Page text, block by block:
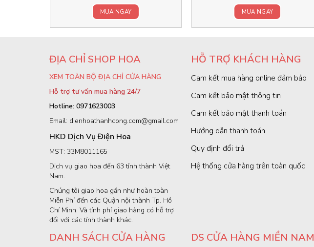
MUA NGAY MUA NGAY
ĐỊA CHỈ SHOP HOA
XEM TOÀN BỘ ĐỊA CHỈ CỬA HÀNG
Hỗ trợ tư vấn mua hàng 24/7
Hotline: 0971623003
Email: dienhoathanhcong.com@gmail.com
HKD Dịch Vụ Điện Hoa
MST: 33M8011165
Dịch vụ giao hoa đến 63 tỉnh thành Việt
Nam.
Chúng tôi giao hoa gần như hoàn toàn
Miễn Phí đến các Quận nội thành Tp. Hồ
Chí Minh. Và tính phí giao hàng có hỗ trợ
đối với các tỉnh thành khác.
HỖ TRỢ KHÁCH HÀNG
Cam kết mua hàng online đảm bảo
Cam kết bảo mật thông tin
Cam kết bảo mật thanh toán
Hướng dẫn thanh toán
Quy định đổi trả
Hệ thống cửa hàng trên toàn quốc
DANH SÁCH CỬA HÀNG
DS CỬA HÀNG MIỀN NAM